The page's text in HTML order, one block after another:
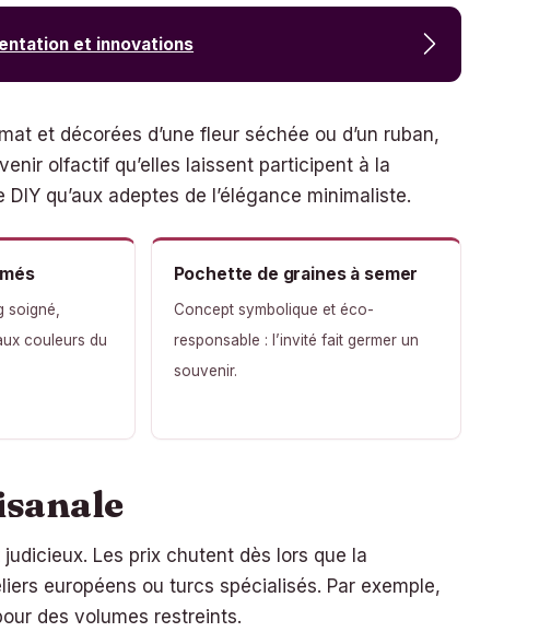
et innovations
et décorées d’une fleur séchée ou d’un ruban,
olfactif qu’elles laissent participent à la
qu’aux adeptes de l’élégance minimaliste.
soigné,
couleurs du
Pochette de graines à semer
Concept symbolique et éco-
responsable : l’invité fait germer un
souvenir.
Les prix chutent dès lors que la
européens ou turcs spécialisés. Par exemple,
des volumes restreints.